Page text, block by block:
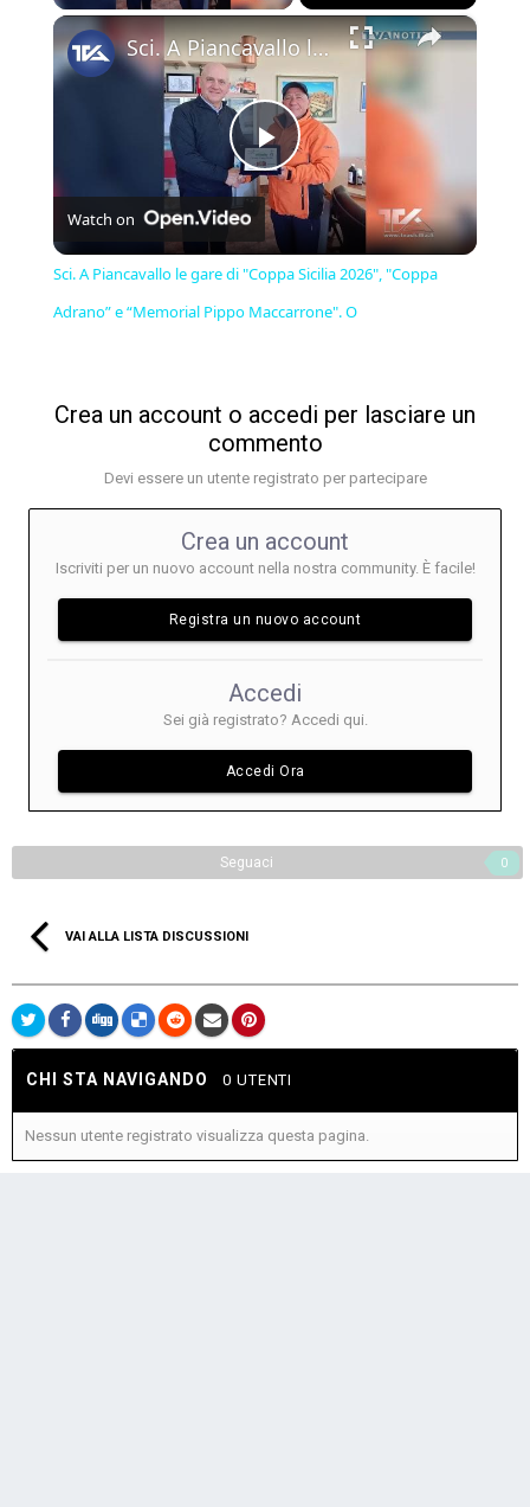
×
Play
Video
Sci. A Piancavallo le gare di "Coppa Sicilia 2026", "Coppa Adrano” e “Memorial Pippo Maccarrone". O
Watch on
Sci. A Piancavallo le gare di "Coppa Sicilia 2026", "Coppa
Adrano” e “Memorial Pippo Maccarrone". O
Crea un account o accedi per lasciare un
commento
Devi essere un utente registrato per partecipare
Crea un account
Iscriviti per un nuovo account nella nostra community. È facile!
Registra un nuovo account
Accedi
Sei già registrato? Accedi qui.
Accedi Ora
Seguaci 0
VAI ALLA LISTA DISCUSSIONI
CHI STA NAVIGANDO 0 UTENTI
Nessun utente registrato visualizza questa pagina.